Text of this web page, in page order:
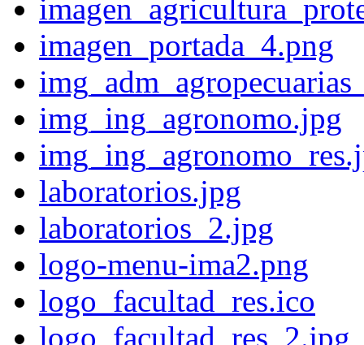
imagen_portada_4.png
img_ing_agronomo.jpg
laboratorios.jpg
laboratorios_2.jpg
logo-menu-ima2.png
logo_facultad_res.ico
logo_facultad_res_2.jpg